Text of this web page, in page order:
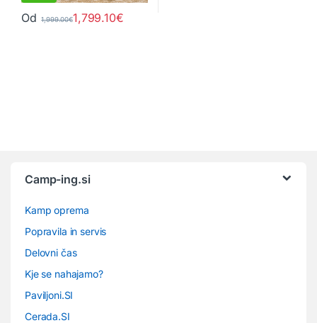
Od 1,999.00€1,799.10€
Camp-ing.si
Kamp oprema
Popravila in servis
Delovni čas
Kje se nahajamo?
Paviljoni.SI
Cerada.SI